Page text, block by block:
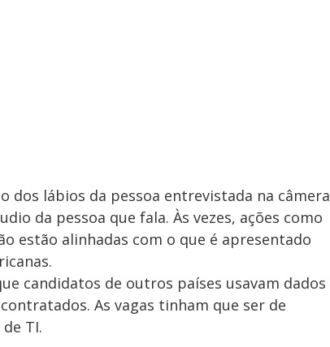
dos lábios da pessoa entrevistada na câmera
da pessoa que fala. Às vezes, ações como
estão alinhadas com o que é apresentado
candidatos de outros países usavam dados
As vagas tinham que ser de
TI.